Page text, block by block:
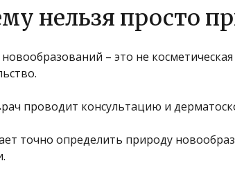
нельзя просто
– это не
проводит консультацию и
точно определить природу